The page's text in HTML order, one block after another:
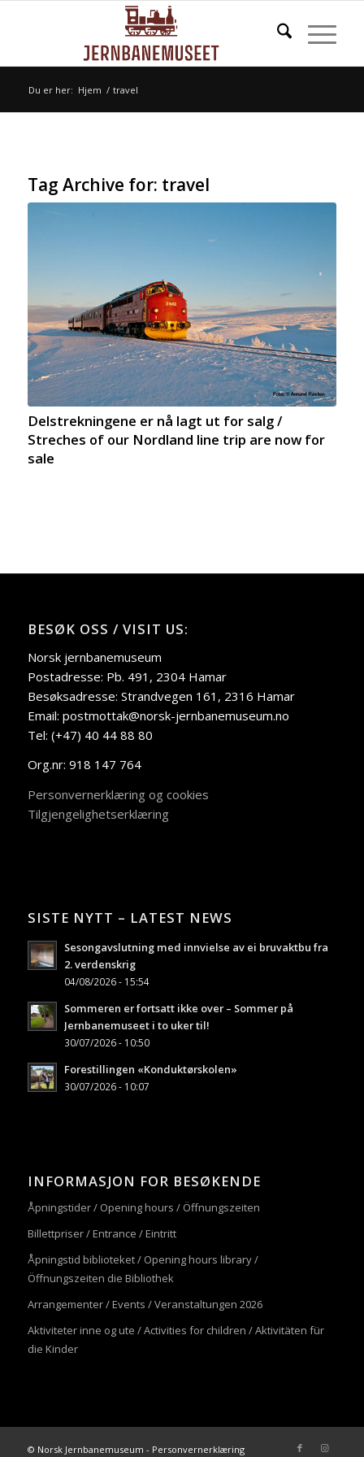
Du er her: Hjem / travel
Tag Archive for: travel
Delstrekningene er nå lagt ut for salg /
Streches of our Nordland line trip are now for
sale
BESØK OSS / VISIT US:
Norsk jernbanemuseum
Postadresse: Pb. 491, 2304 Hamar
Besøksadresse: Strandvegen 161, 2316 Hamar
Email: postmottak@norsk-jernbanemuseum.no
Tel: (+47) 40 44 88 80
Org.nr: 918 147 764
Personvernerklæring og cookies
Tilgjengelighetserklæring
SISTE NYTT – LATEST NEWS
Sesongavslutning med innvielse av ei bruvaktbu fra
2. verdenskrig
04/08/2026 - 15:54
Sommeren er fortsatt ikke over – Sommer på
Jernbanemuseet i to uker til!
30/07/2026 - 10:50
Forestillingen «Konduktørskolen»
30/07/2026 - 10:07
INFORMASJON FOR BESØKENDE
Åpningstider / Opening hours / Öffnungszeiten
Billettpriser / Entrance / Eintritt
Åpningstid biblioteket / Opening hours library /
Öffnungszeiten die Bibliothek
Arrangementer / Events / Veranstaltungen 2026
Aktiviteter inne og ute / Activities for children / Aktivitäten für
die Kinder
© Norsk Jernbanemuseum - Personvernerklæring